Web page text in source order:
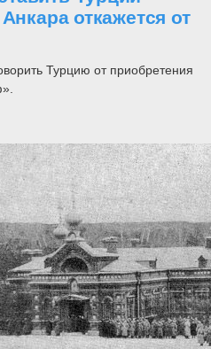
откажется от
Турцию от приобретения